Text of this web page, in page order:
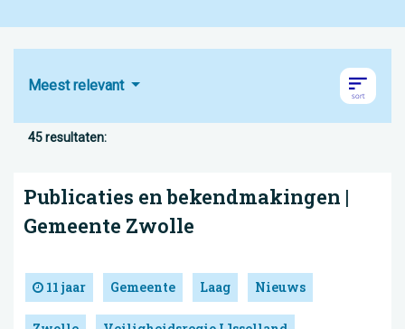
Meest relevant
45 resultaten:
Publicaties en bekendmakingen |
Gemeente Zwolle
11 jaar Gemeente Laag Nieuws